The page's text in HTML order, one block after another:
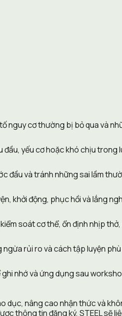
nguy cơ thường bị bỏ qua và
yếu cơ hoặc khó chịu trong
đầu và tránh những sai lầm
khởi động, phục hồi và lắng
soát cơ thể, ổn định nhịp
rủi ro và cách tập luyện
nhớ và ứng dụng sau
dục, nâng cao nhận thức và
thông tin đăng ký, STEEL sẽ